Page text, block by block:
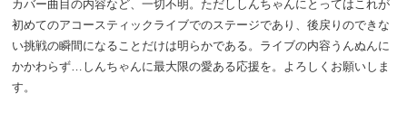
カバー曲目の内容など、一切不明。ただししんちゃんにとってはこれが
初めてのアコースティックライブでのステージであり、後戻りのできな
い挑戦の瞬間になることだけは明らかである。ライブの内容うんぬんに
かかわらず…しんちゃんに最大限の愛ある応援を。よろしくお願いしま
す。